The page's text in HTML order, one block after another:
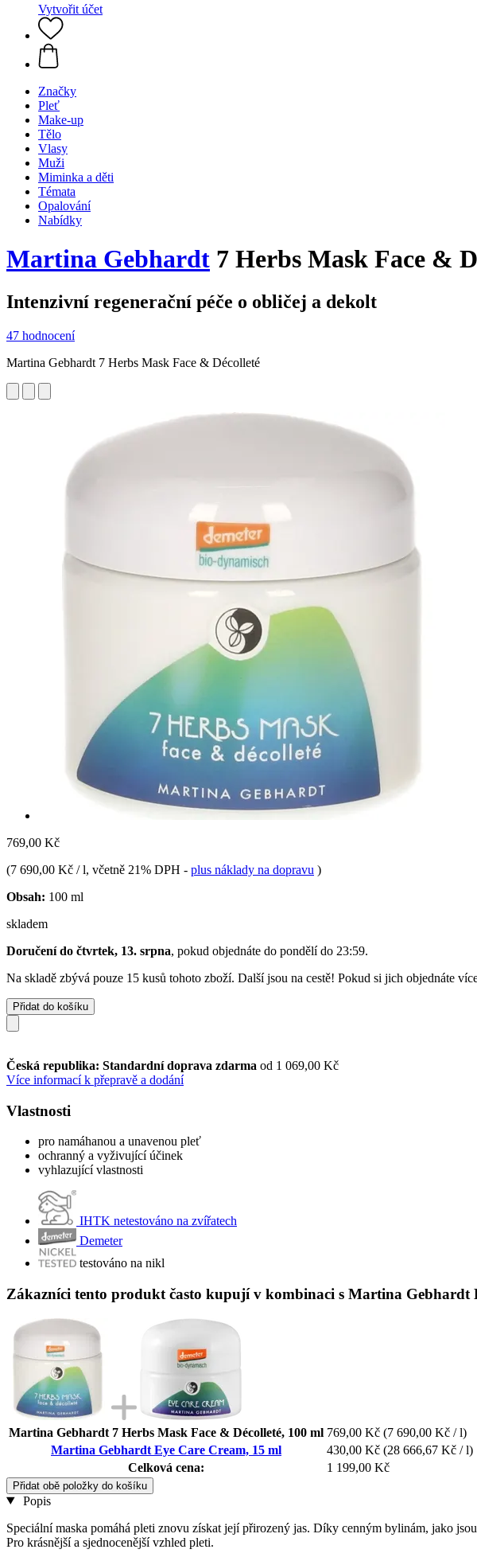
Vytvořit účet
Značky
Pleť
Make-up
Tělo
Vlasy
Muži
Miminka a děti
Témata
Opalování
Nabídky
Martina Gebhardt 7 Herbs Mask Face &
Intenzivní regenerační péče o obličej a dekolt
47 hodnocení
Martina Gebhardt 7 Herbs Mask Face & Décolleté
769,00 Kč
(7 690,00 Kč / l, včetně 21% DPH - plus náklady na dopravu )
Obsah: 100 ml
skladem
Doručení do čtvrtek, 13. srpna, pokud objednáte do pondělí do 23:59.
Na skladě zbývá pouze 15 kusů tohoto zboží. Další jsou na cestě! Pokud si jich objednáte
Přidat do košíku
Česká republika: Standardní doprava zdarma od 1 069,00 Kč
Více informací k přepravě a dodání
Vlastnosti
pro namáhanou a unavenou pleť
ochranný a vyživující účinek
vyhlazující vlastnosti
IHTK netestováno na zvířatech
Demeter
testováno na nikl
Zákazníci tento produkt často kupují v kombinaci s Martina Gebhardt
Martina Gebhardt 7 Herbs Mask Face & Décolleté, 100 ml 769,00 Kč (7 690,00 Kč / l)
Martina Gebhardt Eye Care Cream, 15 ml
430,00 Kč (28 666,67 Kč / l)
Celková cena:
1 199,00 Kč
Přidat obě položky do košíku
Popis
Speciální maska pomáhá pleti znovu získat její přirozený jas. Díky cenným bylinám, jako
Pro krásnější a sjednocenější vzhled pleti.